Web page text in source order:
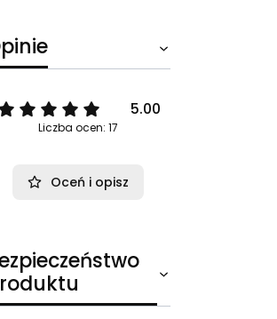
5.00
Liczba ocen: 17
Oceń i opisz